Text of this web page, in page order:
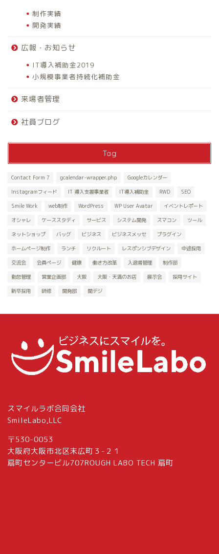
制作実績
開発実績
広報・お知らせ
IT導入補助金2019
小規模事業者持続化補助金
来場者管理
社員ブログ
Tag
Contact Form 7 gcalendar-wrapper.php Googleカレンダー
Instagramフィード IT 導入支援事業者 IT導入補助金 RWD SEO
Smile Work web制作 WordPress WP User Avatar イベントレポート
オシャレ ケーススタディ サービス システム開発 スマコン ツール
ネットショップ バッグ ビジネス ビジネスメッセ プラグイン
ホームページ制作 ランチ リクルート レスポンシブデザイン 中途採用
交流会 会員ページ 健康 働き方改革 入退場管理 制作部
勤怠管理 営業企画部 大阪 大阪・天満のお店 展示会 採用サイト
新卒採用 研修 開発部 関デジ
スマイルラボ合同会社
SmileLabo,LLC
〒530-0053
大阪府大阪市北区末広町３-２１
扇町センタービル707ROUGH LABO TECH 扇町